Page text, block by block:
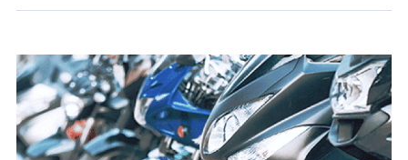
3.セミナー募集サイトから取得した個人情報
各種セミナーの案内、開催のため
上記に係る連絡・手続き・管理等付帯業務を行うため
4.家族・友達紹介にて取得した個人情報